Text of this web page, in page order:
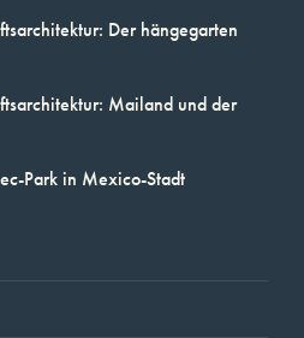
Der hängegarten
Mailand und der
Park in Mexico-Stadt